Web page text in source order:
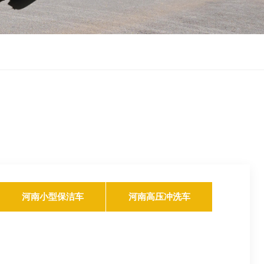
河南小型保洁车 河南高压冲洗车